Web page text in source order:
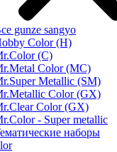
gunze sangyo
Color (H)
(C)
Color (MC)
Metallic (SM)
Color (GX)
Color (GX)
- Super metallic
наборы